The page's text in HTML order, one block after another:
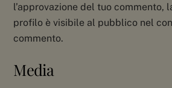
l’approvazione del tuo commento,
profilo è visibile al pubblico nel
commento.
Media